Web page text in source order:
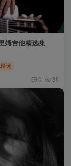
姆吉他精选集
选
0 39